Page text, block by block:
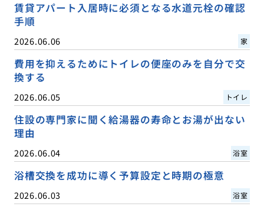
賃貸アパート入居時に必須となる水道元栓の確認
手順
2026.06.06 家
費用を抑えるためにトイレの便座のみを自分で交
換する
2026.06.05 トイレ
住設の専門家に聞く給湯器の寿命とお湯が出ない
理由
2026.06.04 浴室
浴槽交換を成功に導く予算設定と時期の極意
2026.06.03 浴室